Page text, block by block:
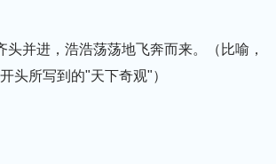
并进，浩浩荡荡地飞奔而来。（比喻，
头所写到的"天下奇观"）